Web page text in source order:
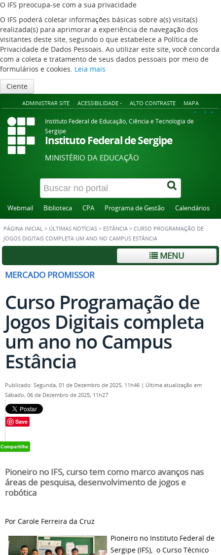
O IFS preocupa-se com a sua privacidade
O IFS poderá coletar informações básicas sobre a(s) visita(s)
realizada(s) para aprimorar a experiência de navegação dos
visitantes deste site, segundo o que estabelece a Política de
Privacidade de Dados Pessoais. Ao utilizar este site, você concorda
com a coleta e tratamento de seus dados pessoais por meio de
formulários e cookies. Leia mais
Ciente
ADMINISTRAR SITE ACESSIBILIDADE - ALTO CONTRASTE MAPA
A+ A A-
Instituto Federal de Educação, Ciência e Tecnologia de
Sergipe
Instituto Federal de Sergipe
MINISTÉRIO DA EDUCAÇÃO
Webmail Biblioteca CPA Programa de Gestão Calendários
PÁGINA INICIAL > ÚLTIMAS NOTÍCIAS > ESTÂNCIA > CURSO PROGRAMAÇÃO DE
JOGOS DIGITAIS COMPLETA UM ANO NO CAMPUS ESTÂNCIA
MENU
MERCADO PROMISSOR
Curso Programação de
Jogos Digitais completa
um ano no Campus
Estância
Publicado: Segunda, 01 de Dezembro de 2025, 11h46 | Última atualização em
Sábado, 06 de Dezembro de 2025, 11h27
Save
Pioneiro no IFS, curso tem como marco avanços nas
áreas de pesquisa, desenvolvimento de jogos e
robótica
Por Carole Ferreira da Cruz
Pioneiro no Instituto Federal de
Sergipe (IFS), o Curso Técnico